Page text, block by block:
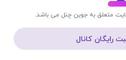
متعلق به جوین چنل می باشد.
رایگان کانال